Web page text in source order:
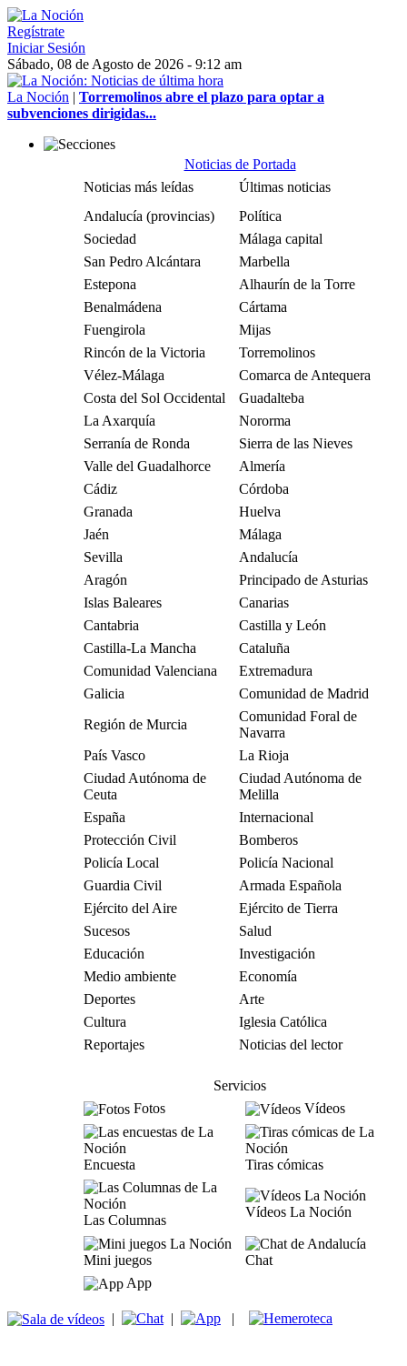
Regístrate
Iniciar Sesión
Sábado, 08 de Agosto de 2026 - 9:12 am
La Noción | Torremolinos abre el plazo para optar a
subvenciones dirigidas...
Noticias de Portada
Noticias más leídas
Últimas noticias
Andalucía (provincias)
Política
Sociedad
Málaga capital
San Pedro Alcántara
Marbella
Estepona
Alhaurín de la Torre
Benalmádena
Cártama
Fuengirola
Mijas
Rincón de la Victoria
Torremolinos
Vélez-Málaga
Comarca de Antequera
Costa del Sol Occidental
Guadalteba
La Axarquía
Nororma
Serranía de Ronda
Sierra de las Nieves
Valle del Guadalhorce
Almería
Cádiz
Córdoba
Granada
Huelva
Jaén
Málaga
Sevilla
Andalucía
Aragón
Principado de Asturias
Islas Baleares
Canarias
Cantabria
Castilla y León
Castilla-La Mancha
Cataluña
Comunidad Valenciana
Extremadura
Galicia
Comunidad de Madrid
Región de Murcia
Comunidad Foral de
Navarra
País Vasco
La Rioja
Ciudad Autónoma de
Ceuta
Ciudad Autónoma de
Melilla
España
Internacional
Protección Civil
Bomberos
Policía Local
Policía Nacional
Guardia Civil
Armada Española
Ejército del Aire
Ejército de Tierra
Sucesos
Salud
Educación
Investigación
Medio ambiente
Economía
Deportes
Arte
Cultura
Iglesia Católica
Reportajes
Noticias del lector
Servicios
Fotos
Vídeos
Encuesta Tiras cómicas
Las Columnas
Vídeos La Noción
Mini juegos
Chat
App
| | |